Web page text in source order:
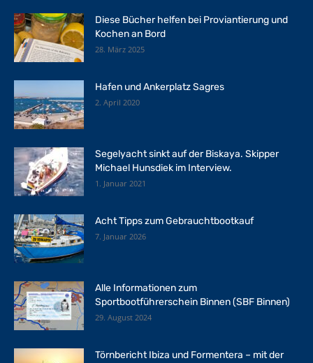
Diese Bücher helfen bei Proviantierung und
Kochen an Bord
28. März 2025
Hafen und Ankerplatz Sagres
2. April 2020
Segelyacht sinkt auf der Biskaya. Skipper
Michael Hunsdiek im Interview.
1. Januar 2021
Acht Tipps zum Gebrauchtbootkauf
7. Januar 2026
Alle Informationen zum
Sportbootführerschein Binnen (SBF Binnen)
29. August 2024
Törnbericht Ibiza und Formentera – mit der